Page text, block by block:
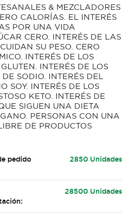
& MEZCLADORES
CALORÍAS. EL INTERÉS
POR UNA VIDA
CERO. INTERÉS DE LAS
SU PESO. CERO
INTERÉS DE LOS
INTERÉS DE LOS
SODIO. INTERÉS DEL
SOY. INTERÉS DE LOS
KETO. INTERÉS DE
SIGUEN UNA DIETA
PERSONAS CON UNA
DE PRODUCTOS
pedido
2850 Unidades
28500 Unidades